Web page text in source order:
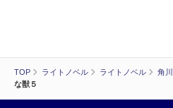
TOP ライトノベル ライトノベル 角
な獣５